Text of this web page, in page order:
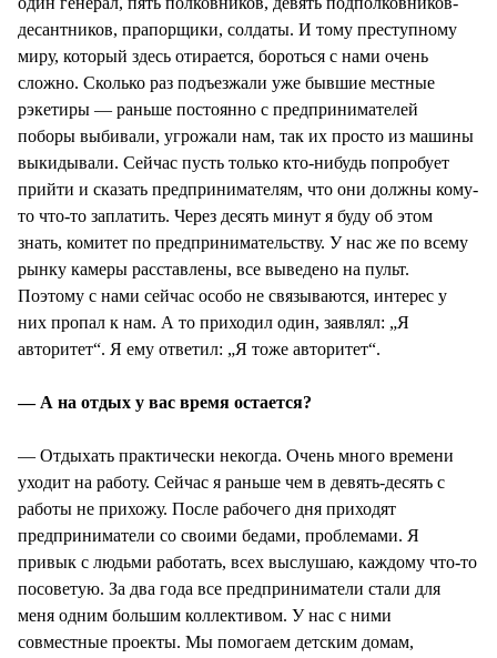
десантников, прапорщики, солдаты. И тому преступному
миру, который здесь отирается, бороться с нами очень
сложно. Сколько раз подъезжали уже бывшие местные
рэкетиры — раньше постоянно с предпринимателей
поборы выбивали, угрожали нам, так их просто из машины
выкидывали. Сейчас пусть только кто-нибудь попробует
прийти и сказать предпринимателям, что они должны кому-
то что-то заплатить. Через десять минут я буду об этом
знать, комитет по предпринимательству. У нас же по всему
рынку камеры расставлены, все выведено на пульт.
Поэтому с нами сейчас особо не связываются, интерес у
них пропал к нам. А то приходил один, заявлял: „Я
авторитет“. Я ему ответил: „Я тоже авторитет“.
— А на отдых у вас время остается?
— Отдыхать практически некогда. Очень много времени
уходит на работу. Сейчас я раньше чем в девять-десять с
работы не прихожу. После рабочего дня приходят
предприниматели со своими бедами, проблемами. Я
привык с людьми работать, всех выслушаю, каждому что-то
посоветую. За два года все предприниматели стали для
меня одним большим коллективом. У нас с ними
совместные проекты. Мы помогаем детским домам,